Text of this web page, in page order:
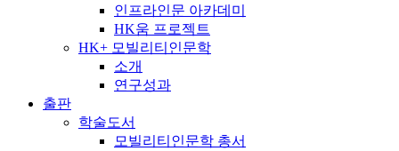
인프라인문 아카데미
HK움 프로젝트
HK+ 모빌리티인문학
소개
연구성과
출판
학술도서
모빌리티인문학 총서